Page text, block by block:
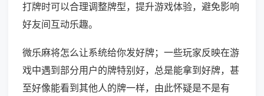
打牌时可以合理调整牌型，提升游戏体验，避免影响
好友间互动乐趣。
微乐麻将怎么让系统给你发好牌；一些玩家反映在游
戏中遇到部分用户的牌特别好，总是能拿到好牌，甚
至好像能看到其他人的牌一样，由此怀疑是不是有